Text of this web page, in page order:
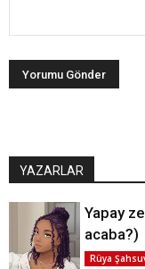
YAZARLAR
Yapay
acaba?)
Rüya